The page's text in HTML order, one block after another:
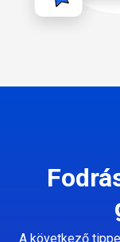
A következő